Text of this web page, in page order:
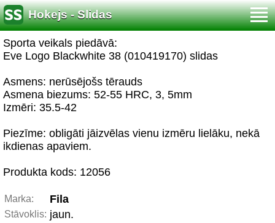
Hokejs - Slidas
Sporta veikals piedāvā:
Eve Logo Blackwhite 38 (010419170) slidas
Asmens: nerūsējošs tērauds
Asmena biezums: 52-55 HRC, 3, 5mm
Izmēri: 35.5-42
Piezīme: obligāti jāizvēlas vienu izmēru lielāku, nekā
ikdienas apaviem.
Produkta kods: 12056
Marka: Fila
Stāvoklis: jaun.